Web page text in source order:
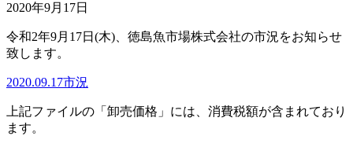
2020年9月17日
令和2年9月17日(木)、徳島魚市場株式会社の市況をお知らせ
致します。
2020.09.17市況
上記ファイルの「卸売価格」には、消費税額が含まれており
ます。